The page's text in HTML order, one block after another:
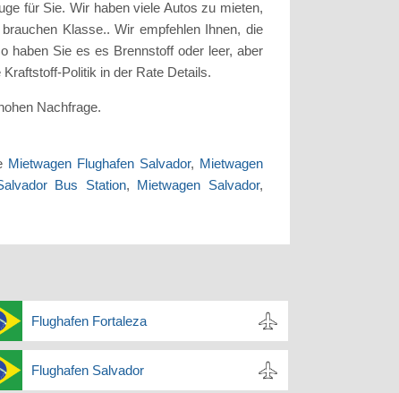
für Sie. Wir haben viele Autos zu mieten,
Klasse.. Wir empfehlen Ihnen, die
haben Sie es es Brennstoff oder leer, aber
Politik in der Rate Details.
Nachfrage.
Mietwagen Flughafen Salvador, Mietwagen
Bus Station, Mietwagen Salvador,
Flughafen Fortaleza
Flughafen Salvador